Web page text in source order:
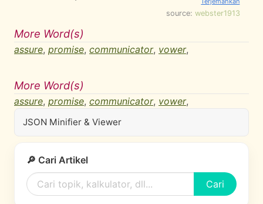
source: webster1913
More Word(s)
assure, promise, communicator, vower,
More Word(s)
assure, promise, communicator, vower,
JSON Minifier & Viewer
🔎 Cari Artikel
Cari